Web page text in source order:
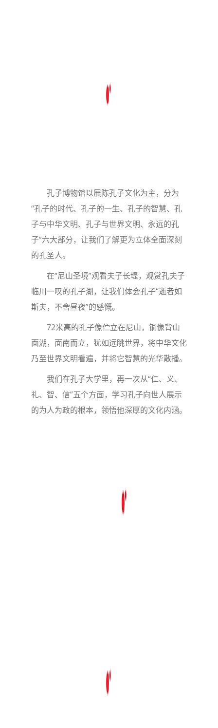
孔子博物馆以展陈孔子文化为主，分为
“孔子的时代、孔子的一生、孔子的智慧、孔
子与中华文明、孔子与世界文明、永远的孔
子”六大部分，让我们了解更为立体全面深刻
的孔圣人。
在“尼山圣境”观看夫子长堤，观赏孔夫子
临川一叹的孔子湖，让我们体会孔子“逝者如
斯夫，不舍昼夜”的感慨。
72米高的孔子像伫立在尼山，铜像背山
面湖，面南而立，犹如远眺世界，将中华文化
乃至世界文明看遍，并将它智慧的光华散播。
我们在孔子大学里，再一次从“仁、义、
礼、智、信”五个方面，学习孔子向世人展示
的为人为政的根本，领悟他深厚的文化内涵。